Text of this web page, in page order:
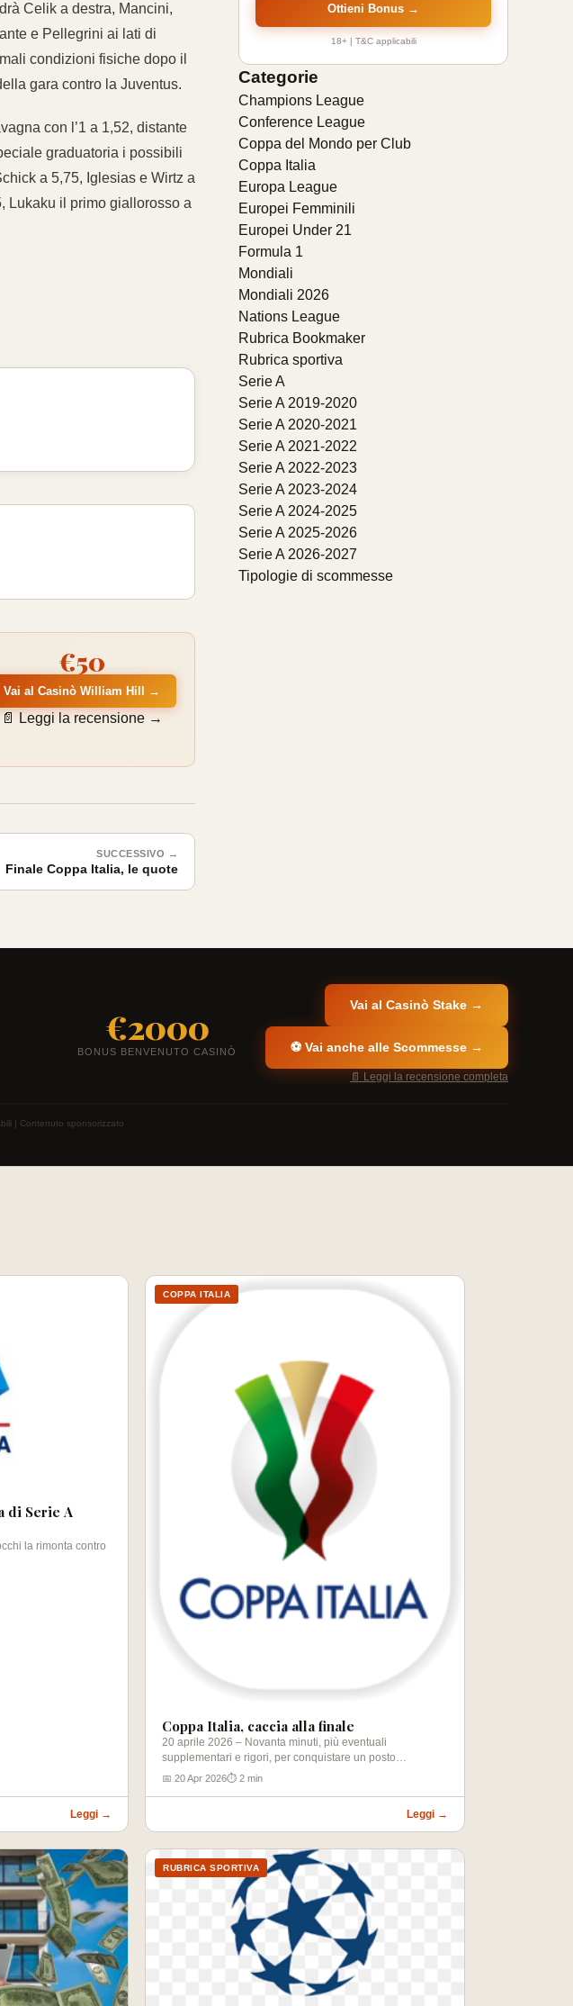
Celik a destra, Mancini,
e Pellegrini ai lati di
condizioni fisiche dopo il
gara contro la Juventus.
con l’1 a 1,52, distante
graduatoria i possibili
a 5,75, Iglesias e Wirtz a
Lukaku il primo giallorosso a
€50
Vai al Casinò William Hill →
📄 Leggi la recensione →
SUCCESSIVO →
Finale Coppa Italia, le quote
Ottieni Bonus →
18+ | T&C applicabili
Categorie
Champions League
Conference League
Coppa del Mondo per Club
Coppa Italia
Europa League
Europei Femminili
Europei Under 21
Formula 1
Mondiali
Mondiali 2026
Nations League
Rubrica Bookmaker
Rubrica sportiva
Serie A
Serie A 2019-2020
Serie A 2020-2021
Serie A 2021-2022
Serie A 2022-2023
Serie A 2023-2024
Serie A 2024-2025
Serie A 2025-2026
Serie A 2026-2027
Tipologie di scommesse
€2000
BONUS BENVENUTO CASINÒ
Vai al Casinò Stake →
⚽ Vai anche alle Scommesse →
📄 Leggi la recensione completa
| Contenuto sponsorizzato
di Serie A
la rimonta contro
Leggi →
COPPA ITALIA
Coppa Italia, caccia alla finale
20 aprile 2026 – Novanta minuti, più eventuali
supplementari e rigori, per conquistare un posto…
📅 20 Apr 2026⏱ 2 min
Leggi →
RUBRICA SPORTIVA